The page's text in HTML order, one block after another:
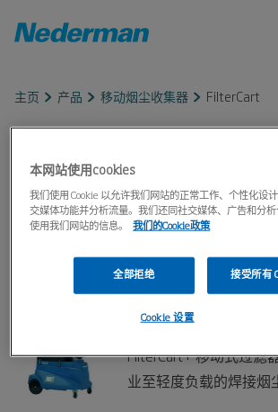
主页 产品 移动烟尘收集器 FilterCart
FilterCart
此款移动型过滤器主要应用于轻
友好型设计。
FilterCart
FilterCart+ 移动式过滤
业至轻度负载的焊接烟
本网站使用cookies
我们使用 Cookie 以允许我们网站的正常工作、个性化设
交媒体功能并分析流量。我们还同社交媒体、广告和分
使用我们网站的信息。
我们的Cookie政策
全部拒绝 接受所有
Cookie 设置